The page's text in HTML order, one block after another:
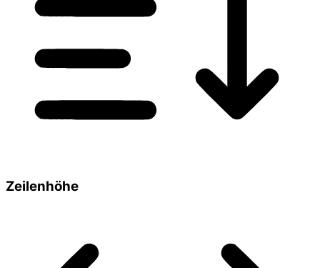
Zeilenhöhe